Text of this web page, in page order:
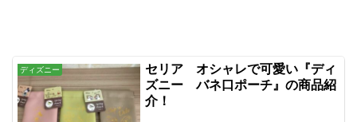
ディズニー
セリア オシャレで可愛い『ディ
ズニー バネ口ポーチ』の商品紹
介！